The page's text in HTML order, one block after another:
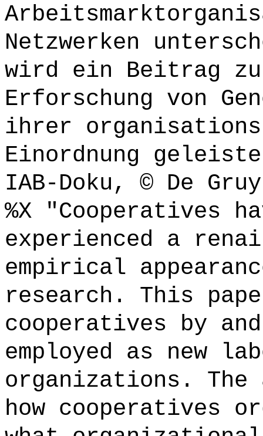
Netzwerken
wird ein Beitrag
Erforschung von
ihrer
Einordnung
IAB-Doku, © De
%X "Cooperatives
experienced a
empirical
research. This
cooperatives by
employed as new
organizations.
how cooperatives